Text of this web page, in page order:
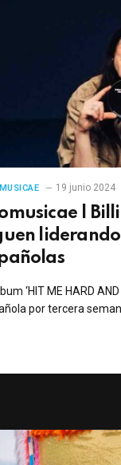
19 junio 2024
|
‘HIT ME HARD
por tercera